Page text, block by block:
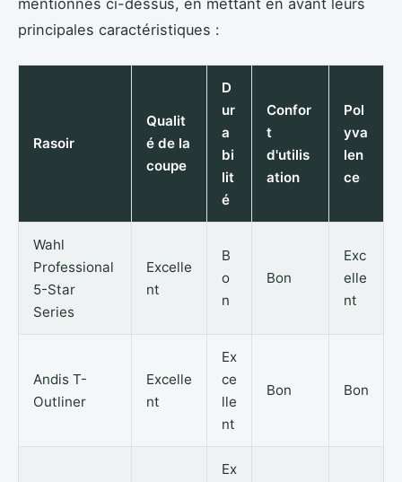
mentionnés ci-dessus, en mettant en avant leurs
principales caractéristiques :
Rasoir
Qualit
é de la
coupe
D
ur
a
bi
lit
é
Confor
t
d'utilis
ation
Pol
yva
len
ce
Wahl
Professional
5-Star
Series
Excelle
nt
B
o
n
Bon
Exc
elle
nt
Andis T-
Outliner
Excelle
nt
Ex
ce
lle
nt
Bon Bon
Ex